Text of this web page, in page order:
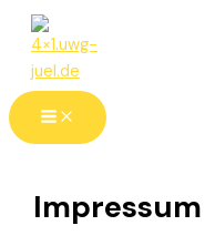
Zum
Inhalt
springen
Impressum